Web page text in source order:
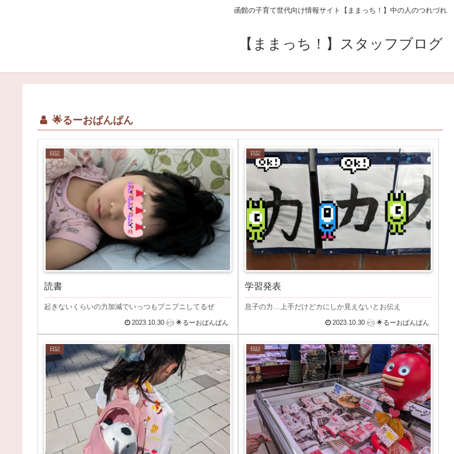
函館の子育て世代向け情報サイト【ままっち！】中の人のつれづれ
【ままっち！】スタッフブログ
🌟るーおぱんぱん
日記
読書
起きないくらいの力加減でいっつもプニプニしてるぜ
2023.10.30 🌟るーおぱんぱん
日記
学習発表
息子の力…上手だけどカにしか見えないとお伝え
2023.10.30 🌟るーおぱんぱん
日記 日記